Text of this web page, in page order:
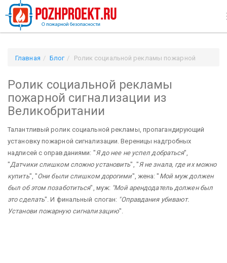
Главная Блог
Ролик социальной рекламы пожарной
Ролик социальной рекламы
пожарной сигнализации из
Великобритании
Талантливый ролик социальной рекламы, пропагандирующий
установку пожарной сигнализации. Вереницы надгробных
надписей с оправданиями: "Я до нее не успел добраться",
"Датчики слишком сложно установить", "Я не знала, где их можно
купить", "Они были слишком дорогими", жена: " Мой муж должен
был об этом позаботиться", муж: "Мой арендодатель должен был
это сделать". И финальный слоган: "Оправдания убивают.
Установи пожарную сигнализацию".